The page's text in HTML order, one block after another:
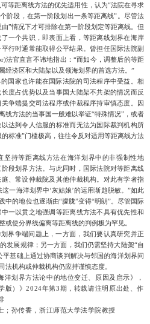
等距离线方法的优先适用性，认为“法院在寻求
阶段，在第一阶段划出一条等距离线”。尽管法
”情况下才可排除在第一阶段划定等距离线。但
一个共识，即表面上看，等距离线划界在海岸
行时通常能取得公平结果。曾担任国际法院副
法官直言不讳地指出：“而如今，调整后的等距
经济区和大陆架以及领海划界的首选方法。”
国家也许能在国际法院的司法程序中受益。相
度占优势以及当事国大陆架不共架的情况而反
争端提交司法程序或仲裁程序持审慎态度。因
线方法的当事国一般难以举证“特殊情况”，或者
达到令人信服的标准而无法为国际裁判机构所
标准”门槛极高，往往令反对适用等距离线方法
坚持等距离线方法在海洋划界中的非强制性地
段划界方法。与此同时，国际法院对等距离线
、常设仲裁院及其他仲裁机构。对此有学者指
一海洋划界中‘灰姑娘’的运用渐趋脱敏。”如此
中的地位也逐渐由“朦胧”变得“明朗”。尽管国际
一以贯之地强调等距离线方法不具有优先性和
使分界线偏离等距离线的判例极为罕见。
界争端问题上，一方面，我们要认真研究并正
发展规律；另一方面，我们仍需坚持大陆架“自
基础上通过协商谈判解决与邻国的海洋划界问
法机构或仲裁机构仍应持谨慎态度。
洋划界方法论中的地位变迁、原因及启示》，
版）》2024年第3期 ， 转载请注明原出处、作
；孙传香，浙江师范大学法学院教授